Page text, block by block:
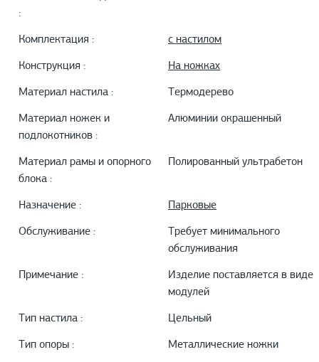
:
Комплектация : с настилом
Конструкция : На ножках
Материал настила : Термодерево
Материал ножек и
подлокотников :
Алюминии окрашенный
Материал рамы и опорного
блока :
Полированный ультрабетон
Назначение : Парковые
Обслуживание :
Требует минимального
обслуживания
Примечание :
Изделие поставляется в виде
модулей
Тип настила : Цельный
Тип опоры : Металлические ножки